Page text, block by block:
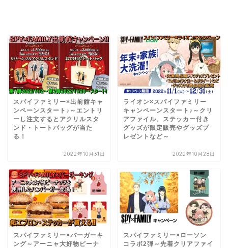
スパイファミリー×出前館キャ
ンペーンスタート♪～エントリ
ーし注文するとアクリルスタ
ンド・トートバッグが当た
る！
2022年10月31日
ライオン×スパイファミリー
キャンペーンスタート♪～クリ
アファイル、ステッカー付き
グッズが限定販売やグッズプ
レゼントなど～
2022年10月28日
スパイファミリー×バーガーキ
ング～アーニャ大好物ピーナ
スパイファミリー×ローソン
コラボ2弾～先着クリアファイ